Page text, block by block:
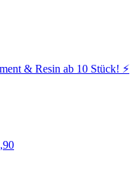
& Resin ab 10 Stück! ⚡️